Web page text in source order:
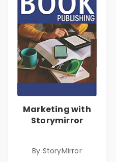
Marketing with
Storymirror
By StoryMirror